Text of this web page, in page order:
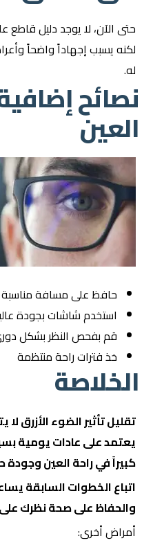
حتى الآن، لا يوجد دليل قاطع
لكنه يسبب إجهاداً واضحاً
له.
نصائح
العين
حافظ على مسافة مناسبة
استخدم شاشات بجودة
قم بفحص النظر بشكل
خذ فترات راحة منتظمة
الخلاصة
تقليل تأثير الضوء الأزرق
يعتمد على عادات يومية
كبيراً في راحة العين وجودة
اتباع الخطوات السابقة
والحفاظ على صحة نظرك
أمراض أخرى: